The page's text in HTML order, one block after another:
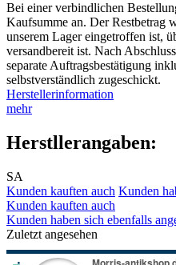
Bei einer verbindlichen
Kaufsumme an. Der Restbetrag
unserem Lager eingetroffen ist,
versandbereit ist. Nach
separate Auftragsbestätigung
selbstverständlich zugeschickt.
Herstellerinformation
mehr
Herstllerangaben:
SA
Kunden kauften auch Kunden
Kunden kauften auch
Kunden haben sich ebenfalls
Zuletzt angesehen